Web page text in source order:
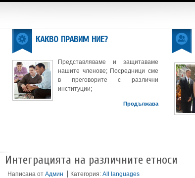
КАКВО ПРАВИМ НИЕ?
Представляваме и защитаваме
нашите членове; Посредници сме
в преговорите с различни
институции;
Продължава
Интеграцията на различните етноси
Написана от Админ Категория: All languages